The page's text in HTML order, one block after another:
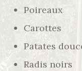
Poireaux
Carottes
Patates
Radis noirs